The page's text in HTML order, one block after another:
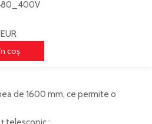
coş
de 1600 mm, ce permite o